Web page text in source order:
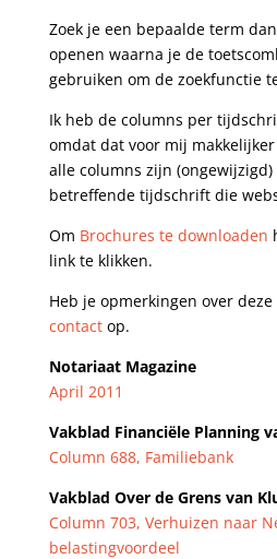
Zoek je een bepaalde term
openen waarna je de
gebruiken om de zoekfunctie
Ik heb de columns per
omdat dat voor mij
alle columns zijn
betreffende tijdschrift die
Om Brochures te downloaden
link te klikken.
Heb je opmerkingen over
contact op.
Notariaat Magazine
April 2011
Vakblad Financiële Planning
Column 688, Familiebank
Vakblad Over de Grens van
Column 703, Verhuizen naar
belastingvoordeel